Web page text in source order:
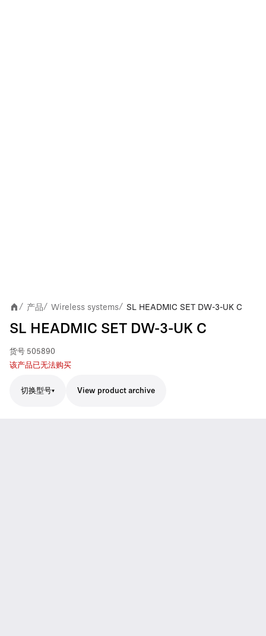
/ 产品/ Wireless systems/ SL HEADMIC SET DW-3-UK C
SL HEADMIC SET DW-3-UK C
货号 505890
该产品已无法购买
切换型号 View product archive